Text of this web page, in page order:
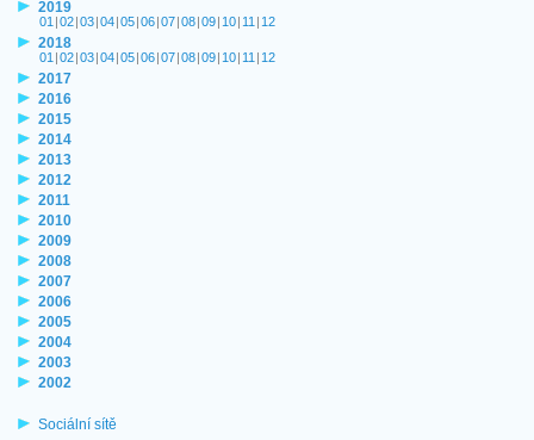
2019
01 |02|03|04|05|06|07|08|09| 10| 11 | 12
2018
01 |02|03|04|05|06|07|08|09| 10| 11 | 12
2017
2016
2015
2014
2013
2012
2011
2010
2009
2008
2007
2006
2005
2004
2003
2002
Sociální sítě